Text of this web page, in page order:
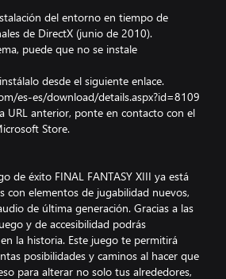
del entorno en tiempo de
de DirectX (junio de 2010).
puede que no se instale
desde el siguiente enlace.
es-es/download/details.aspx?id=8109
URL anterior, ponte en contacto con el
Store.
de éxito FINAL FANTASY XIII ya está
con elementos de jugabilidad nuevos,
de última generación. Gracias a las
y de accesibilidad podrás
la historia. Este juego te permitirá
posibilidades y caminos al hacer que
para alterar no solo tus alrededores,